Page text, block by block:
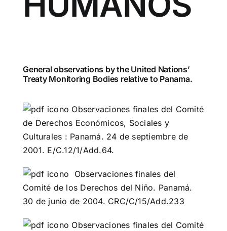
General observations by the United Nations’
Treaty Monitoring Bodies relative to Panama.
Observaciones finales del Comité
de Derechos Económicos, Sociales y
Culturales : Panamá. 24 de septiembre de
2001. E/C.12/1/Add.64.
Observaciones finales del
Comité de los Derechos del Niño. Panamá.
30 de junio de 2004. CRC/C/15/Add.233
Observaciones finales del Comité